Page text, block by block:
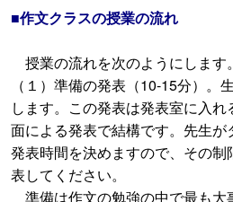
■作文クラスの授業の流れ
授業の流れを次のようにします。
（１）準備の発表（10-15分）。
します。この発表は発表室に入
面による発表で結構です。先生が
発表時間を決めますので、その制
表してください。
準備は作文の勉強の中で最も大